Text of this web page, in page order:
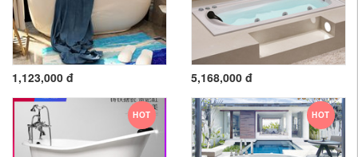
1,123,000 đ 5,168,000 đ
HOT HOT